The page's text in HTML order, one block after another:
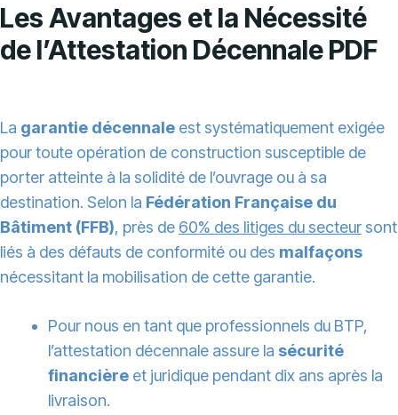
Les Avantages et la Nécessité
de l’Attestation Décennale PDF
La garantie décennale est systématiquement exigée
pour toute opération de construction susceptible de
porter atteinte à la solidité de l’ouvrage ou à sa
destination. Selon la Fédération Française du
Bâtiment (FFB), près de 60% des litiges du secteur sont
liés à des défauts de conformité ou des malfaçons
nécessitant la mobilisation de cette garantie.
Pour nous en tant que professionnels du BTP,
l’attestation décennale assure la sécurité
financière et juridique pendant dix ans après la
livraison.